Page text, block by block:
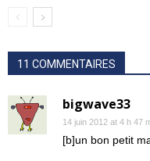
11 COMMENTAIRES
bigwave33
14 juin 2012 at 4 h 47
[b]un bon petit